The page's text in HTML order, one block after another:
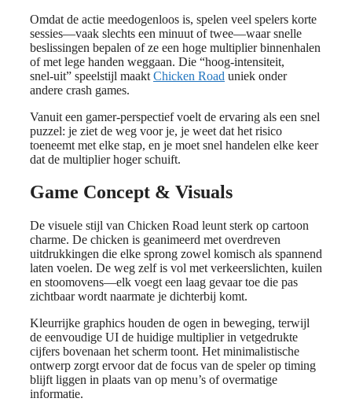
Omdat de actie meedogenloos is, spelen veel spelers korte
sessies—vaak slechts een minuut of twee—waar snelle
beslissingen bepalen of ze een hoge multiplier binnenhalen
of met lege handen weggaan. Die “hoog‑intensiteit,
snel‑uit” speelstijl maakt Chicken Road uniek onder
andere crash games.
Vanuit een gamer‑perspectief voelt de ervaring als een snel
puzzel: je ziet de weg voor je, je weet dat het risico
toeneemt met elke stap, en je moet snel handelen elke keer
dat de multiplier hoger schuift.
Game Concept & Visuals
De visuele stijl van Chicken Road leunt sterk op cartoon
charme. De chicken is geanimeerd met overdreven
uitdrukkingen die elke sprong zowel komisch als spannend
laten voelen. De weg zelf is vol met verkeerslichten, kuilen
en stoomovens—elk voegt een laag gevaar toe die pas
zichtbaar wordt naarmate je dichterbij komt.
Kleurrijke graphics houden de ogen in beweging, terwijl
de eenvoudige UI de huidige multiplier in vetgedrukte
cijfers bovenaan het scherm toont. Het minimalistische
ontwerp zorgt ervoor dat de focus van de speler op timing
blijft liggen in plaats van op menu’s of overmatige
informatie.